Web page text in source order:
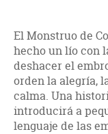
El Monstruo de
hecho un lío con
deshacer el
orden la alegría,
calma. Una
introducirá a
lenguaje de las